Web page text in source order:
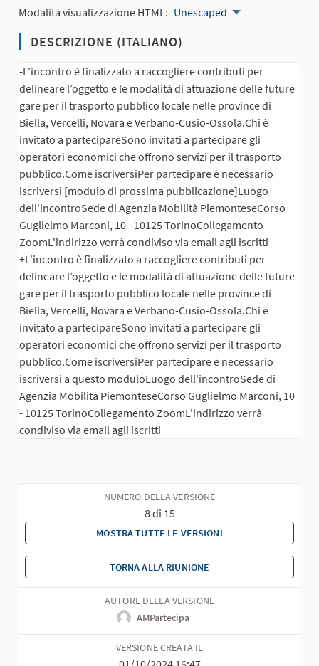
Modalità visualizzazione HTML: Unescaped
DESCRIZIONE (ITALIANO)
-L'incontro è finalizzato a raccogliere contributi per
delineare l’oggetto e le modalità di attuazione delle future
gare per il trasporto pubblico locale nelle province di
Biella, Vercelli, Novara e Verbano-Cusio-Ossola.Chi è
invitato a partecipareSono invitati a partecipare gli
operatori economici che offrono servizi per il trasporto
pubblico.Come iscriversiPer partecipare è necessario
iscriversi [modulo di prossima pubblicazione]Luogo
dell'incontroSede di Agenzia Mobilità PiemonteseCorso
Guglielmo Marconi, 10 - 10125 TorinoCollegamento
ZoomL'indirizzo verrà condiviso via email agli iscritti
+L'incontro è finalizzato a raccogliere contributi per
delineare l’oggetto e le modalità di attuazione delle future
gare per il trasporto pubblico locale nelle province di
Biella, Vercelli, Novara e Verbano-Cusio-Ossola.Chi è
invitato a partecipareSono invitati a partecipare gli
operatori economici che offrono servizi per il trasporto
pubblico.Come iscriversiPer partecipare è necessario
iscriversi a questo moduloLuogo dell'incontroSede di
Agenzia Mobilità PiemonteseCorso Guglielmo Marconi, 10
- 10125 TorinoCollegamento ZoomL'indirizzo verrà
condiviso via email agli iscritti
NUMERO DELLA VERSIONE
8 di 15
MOSTRA TUTTE LE VERSIONI
TORNA ALLA RIUNIONE
AUTORE DELLA VERSIONE
AMPartecipa
VERSIONE CREATA IL